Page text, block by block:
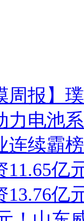
周报】
力电池
连续霸
11.65亿
13.76亿